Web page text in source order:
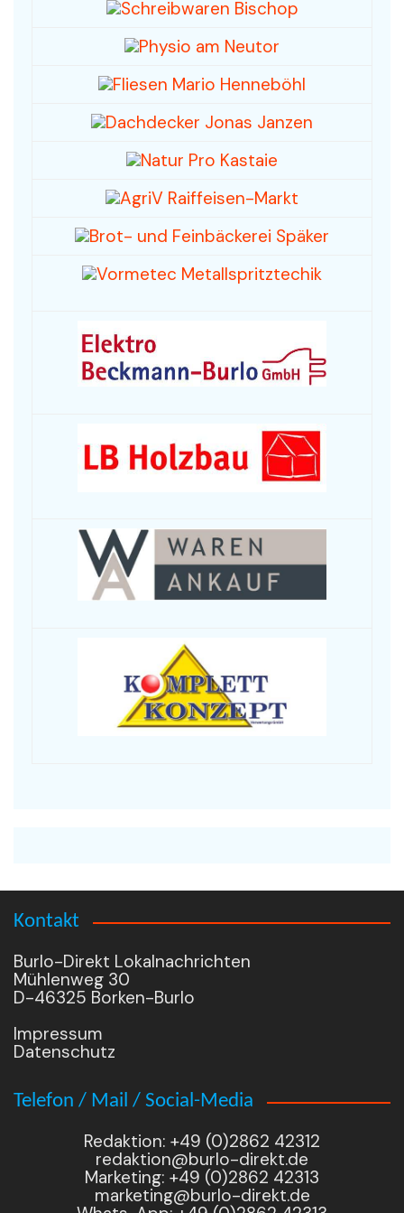
Kontakt
Burlo-Direkt Lokalnachrichten
Mühlenweg 30
D-46325 Borken-Burlo
Impressum
Datenschutz
Telefon / Mail / Social-Media
Redaktion: +49 (0)2862 42312
redaktion@burlo-direkt.de
Marketing: +49 (0)2862 42313
marketing@burlo-direkt.de